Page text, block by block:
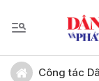
Công tác
Gửi bình luận